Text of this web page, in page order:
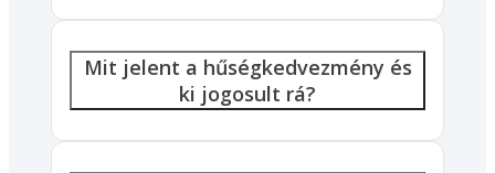
Mit jelent a hűségkedvezmény és
ki jogosult rá?